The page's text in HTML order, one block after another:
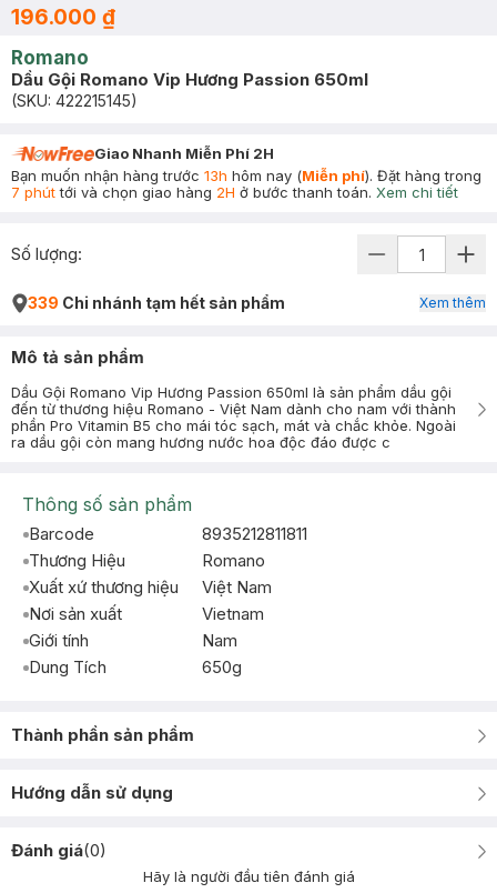
196.000 ₫
Romano
Dầu Gội Romano Vip Hương Passion 650ml
(SKU: 422215145)
Giao Nhanh Miễn Phí 2H
Bạn muốn nhận hàng trước 13h hôm nay (Miễn phí). Đặt hàng trong
7 phúttới và chọn giao hàng 2H ở bước thanh toán. Xem chi tiết
Số lượng:
339 Chi nhánh tạm hết sản phẩm Xem thêm
Mô tả sản phẩm
Dầu Gội Romano Vip Hương Passion 650ml là sản phẩm dầu gội
đến từ thương hiệu Romano - Việt Nam dành cho nam với thành
phần Pro Vitamin B5 cho mái tóc sạch, mát và chắc khỏe. Ngoài
ra dầu gội còn mang hương nước hoa độc đáo được c
Thông số sản phẩm
Barcode
8935212811811
Thương Hiệu
Romano
Xuất xứ thương hiệu
Việt Nam
Nơi sản xuất
Vietnam
Giới tính
Nam
Dung Tích
650g
Thành phần sản phẩm
Hướng dẫn sử dụng
Đánh giá(0)
Hãy là người đầu tiên đánh giá